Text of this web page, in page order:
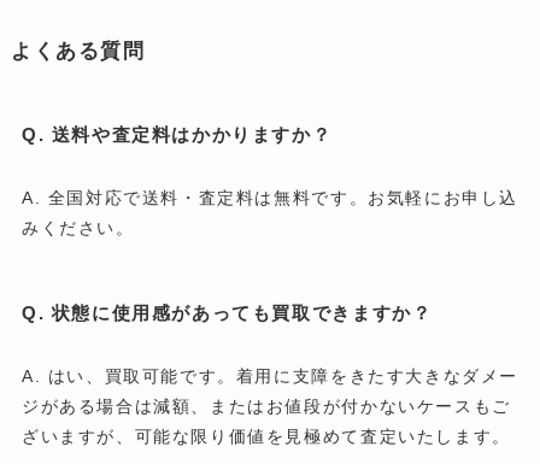
よくある質問
Q. 送料や査定料はかかりますか？
A. 全国対応で送料・査定料は無料です。お気軽にお申し込
みください。
Q. 状態に使用感があっても買取できますか？
A. はい、買取可能です。着用に支障をきたす大きなダメー
ジがある場合は減額、またはお値段が付かないケースもご
ざいますが、可能な限り価値を見極めて査定いたします。